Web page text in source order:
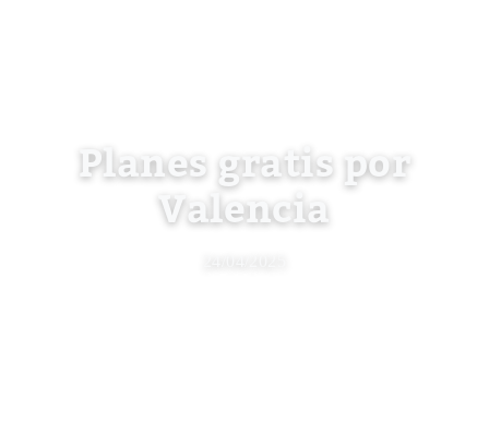
Planes gratis por
Valencia